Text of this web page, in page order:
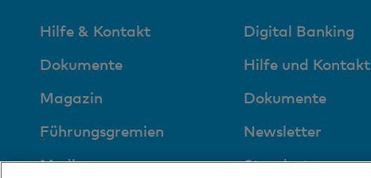
Hilfe & Kontakt
Dokumente
Magazin
Führungsgremien
Medien
Digital Banking
Hilfe und Kontakt
Dokumente
Newsletter
Standorte